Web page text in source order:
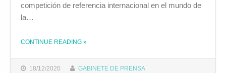
18/12/2020 GABINETE DE PRENSA
competición de referencia internacional en el mundo de
la…
CONTINUE READING THE "EL ALCALDE CELEBRA QUE CÁDIZ SEA ELEGIDA COMO SEDE ESPAÑOLA DE LA SAIL GP EN 2021"
»